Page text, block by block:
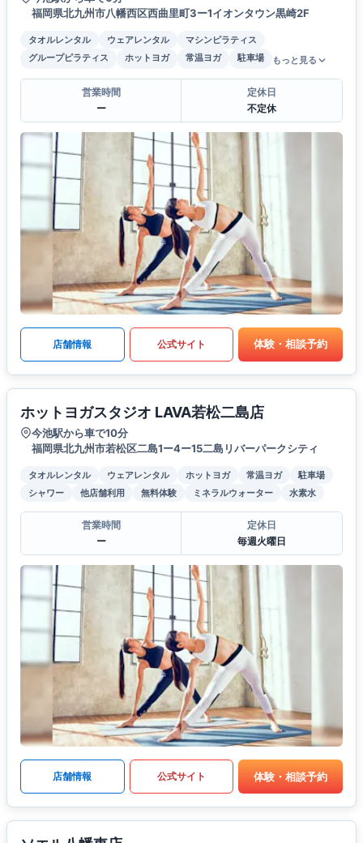
福岡県北九州市八幡西区西曲里町3ー1イオンタウン黒崎2F
タオルレンタル ウェアレンタル
マシンピラティス
グループピラティス
ホットヨガ 常温ヨガ 駐車場 もっと見る
営業時間
ー
定休日
不定休
店舗情報 公式サイト 体験・相談予約
ホットヨガスタジオ LAVA若松二島店
今池駅から車で10分
福岡県北九州市若松区二島1ー4ー15二島リバーパークシティ
タオルレンタル ウェアレンタル ホットヨガ 常温ヨガ
駐車場
シャワー
他店舗利用 無料体験 ミネラルウォーター 水素水
営業時間
ー
定休日
毎週火曜日
店舗情報 公式サイト 体験・相談予約